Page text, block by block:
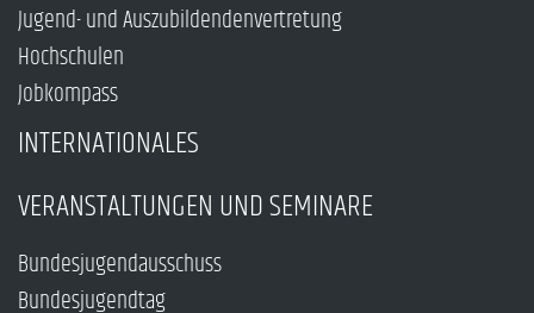
Jugend- und Auszubildendenvertretung
Hochschulen
Jobkompass
INTERNATIONALES
VERANSTALTUNGEN UND SEMINARE
Bundesjugendausschuss
Bundesjugendtag